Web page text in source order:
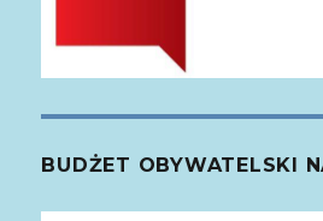
BUDŻET OBYWATELSKI